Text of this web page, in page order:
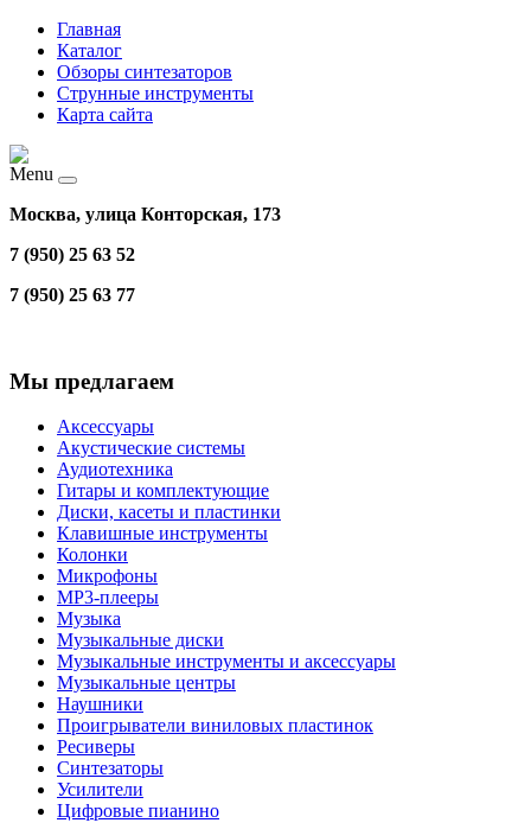
Главная
Каталог
Обзоры синтезаторов
Струнные инструменты
Карта сайта
Menu
Москва, улица Конторская, 173
7 (950) 25 63 52
7 (950) 25 63 77
Мы предлагаем
Аксессуары
Акустические системы
Аудиотехника
Гитары и комплектующие
Диски, касеты и пластинки
Клавишные инструменты
Колонки
Микрофоны
МР3-плееры
Музыка
Музыкальные диски
Музыкальные инструменты и аксессуары
Музыкальные центры
Наушники
Проигрыватели виниловых пластинок
Ресиверы
Синтезаторы
Усилители
Цифровые пианино